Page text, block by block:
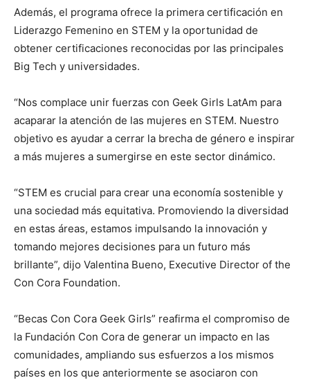
Además, el programa ofrece la primera certificación en
Liderazgo Femenino en STEM y la oportunidad de
obtener certificaciones reconocidas por las principales
Big Tech y universidades.
“Nos complace unir fuerzas con Geek Girls LatAm para
acaparar la atención de las mujeres en STEM. Nuestro
objetivo es ayudar a cerrar la brecha de género e inspirar
a más mujeres a sumergirse en este sector dinámico.
“STEM es crucial para crear una economía sostenible y
una sociedad más equitativa. Promoviendo la diversidad
en estas áreas, estamos impulsando la innovación y
tomando mejores decisiones para un futuro más
brillante”, dijo Valentina Bueno, Executive Director of the
Con Cora Foundation.
“Becas Con Cora Geek Girls” reafirma el compromiso de
la Fundación Con Cora de generar un impacto en las
comunidades, ampliando sus esfuerzos a los mismos
países en los que anteriormente se asociaron con